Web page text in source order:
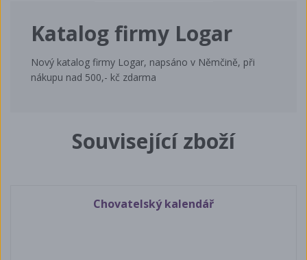
Katalog firmy Logar
Nový katalog firmy Logar, napsáno v Němčině, při
nákupu nad 500,- kč zdarma
Související zboží
Chovatelský kalendář